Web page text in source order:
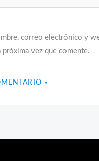
correo electrónico y
próxima vez que comente.